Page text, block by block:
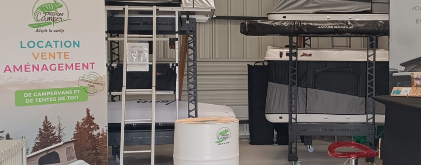
Freedom Camper Tours se fait une beauté !